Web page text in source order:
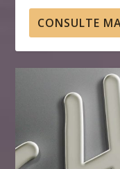
CONSULTE